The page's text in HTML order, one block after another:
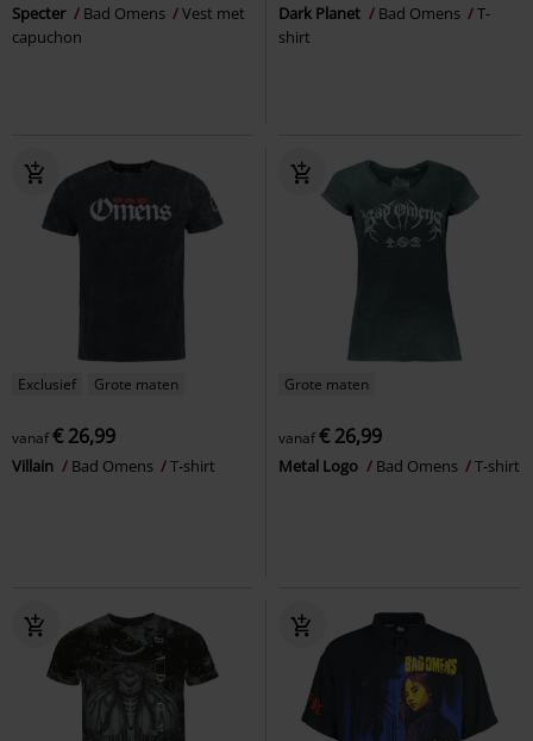
Specter Bad Omens
Vest met
capuchon
Dark Planet Bad Omens
T-
shirt
Exclusief Grote maten
vanaf€ 26,99
Villain Bad Omens T-shirt
Grote maten
vanaf€ 26,99
Metal Logo Bad Omens T-shirt